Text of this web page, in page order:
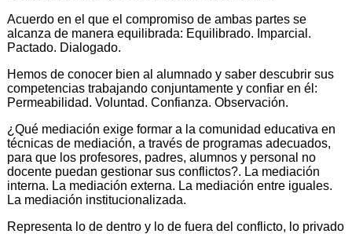
Acuerdo en el que el compromiso de ambas partes se
alcanza de manera equilibrada: Equilibrado. Imparcial.
Pactado. Dialogado.
Hemos de conocer bien al alumnado y saber descubrir sus
competencias trabajando conjuntamente y confiar en él:
Permeabilidad. Voluntad. Confianza. Observación.
¿Qué mediación exige formar a la comunidad educativa en
técnicas de mediación, a través de programas adecuados,
para que los profesores, padres, alumnos y personal no
docente puedan gestionar sus conflictos?. La mediación
interna. La mediación externa. La mediación entre iguales.
La mediación institucionalizada.
Representa lo de dentro y lo de fuera del conflicto, lo privado